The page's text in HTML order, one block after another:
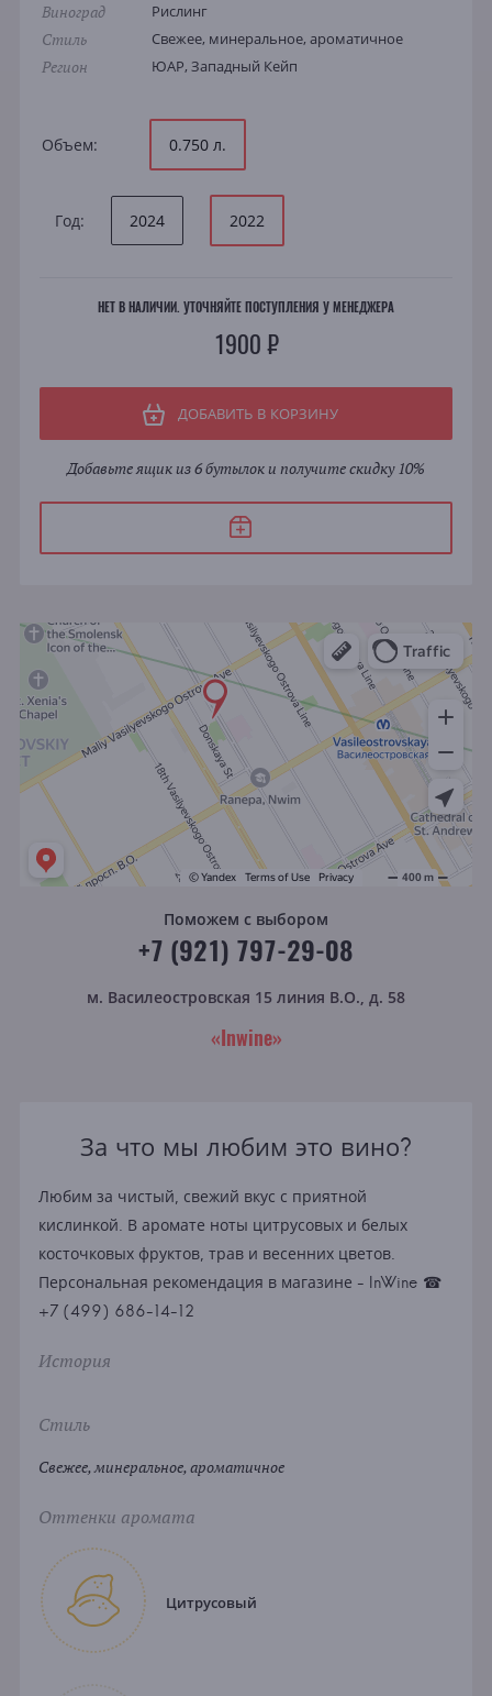
Виноград Рислинг
Стиль Свежее, минеральное, ароматичное
Регион ЮАР, Западный Кейп
Объем: 0.750 л.
Год: 2024 2022
НЕТ В НАЛИЧИИ. УТОЧНЯЙТЕ ПОСТУПЛЕНИЯ У МЕНЕДЖЕРА
1900 ₽
ДОБАВИТЬ В КОРЗИНУ
Добавьте ящик из 6 бутылок и получите скидку 10%
Поможем с выбором
+7 (921) 797-29-08
м. Василеостровская 15 линия В.О., д. 58
«Inwine»
За что мы любим это вино?
Любим за чистый, свежий вкус с приятной
кислинкой. В аромате ноты цитрусовых и белых
косточковых фруктов, трав и весенних цветов.
Персональная рекомендация в магазине - InWine ☎
+7 (499) 686-14-12
История
Стиль
Свежее, минеральное, ароматичное
Оттенки аромата
Цитрусовый